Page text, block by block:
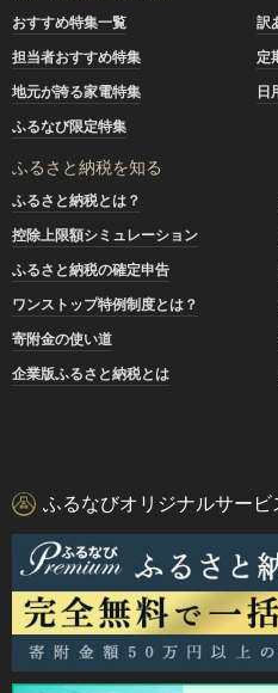
おすすめ特集一覧
訳
担当者おすすめ特集
定
地元が誇る家電特集
日
ふるなび限定特集
ふるさと納税を知る
ふるさと納税とは？
控除上限額シミュレーション
ふるさと納税の確定申告
ワンストップ特例制度とは？
寄附金の使い道
企業版ふるさと納税とは
ふるなびオリジナルサービ